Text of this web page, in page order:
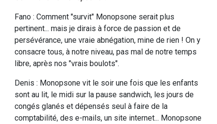
Fano : Comment "survit" Monopsone serait plus
pertinent... mais je dirais à force de passion et de
persévérance, une vraie abnégation, mine de rien ! On y
consacre tous, à notre niveau, pas mal de notre temps
libre, après nos "vrais boulots".
Denis : Monopsone vit le soir une fois que les enfants
sont au lit, le midi sur la pause sandwich, les jours de
congés glanés et dépensés seul à faire de la
comptabilité, des e-mails, un site internet... Monopsone